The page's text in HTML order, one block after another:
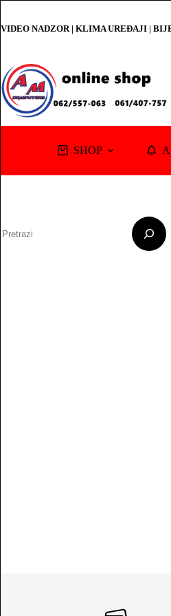
content
VIDEO NADZOR | KLIMA UREĐAJI |
SHOP